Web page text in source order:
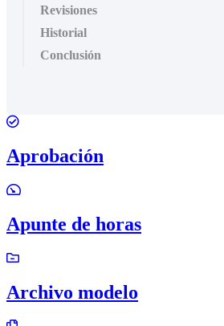
Revisiones
Historial
Conclusión
Aprobación
Apunte de horas
Archivo modelo